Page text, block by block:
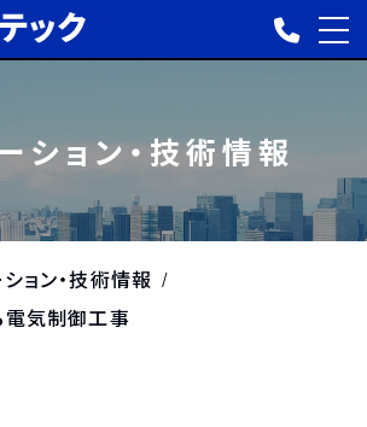
ション・技術情報
ョン・技術情報
気制御工事